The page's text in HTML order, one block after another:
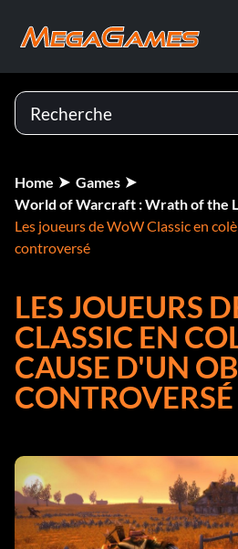
Home
Games
World of Warcraft : Wrath of the
Les joueurs de WoW Classic en
controversé
LES JOUEURS
CLASSIC EN
CAUSE D'UN
CONTROVERSÉ